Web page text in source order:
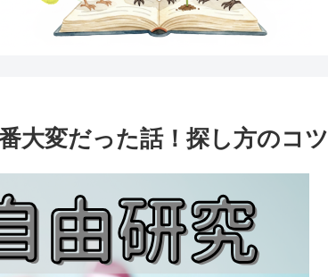
大変だった話！探し方のコツ